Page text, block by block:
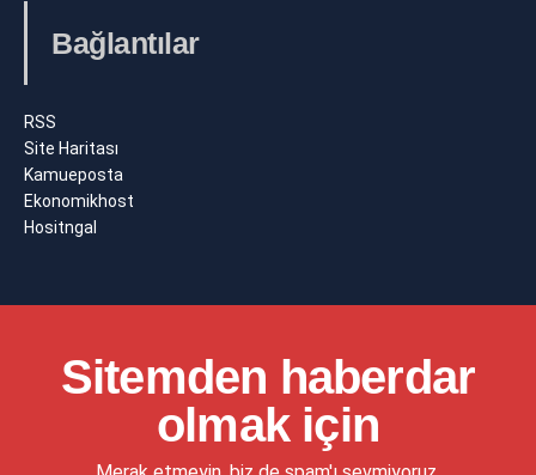
Bağlantılar
RSS
Site Haritası
Kamueposta
Ekonomikhost
Hositngal
Sitemden haberdar
olmak için